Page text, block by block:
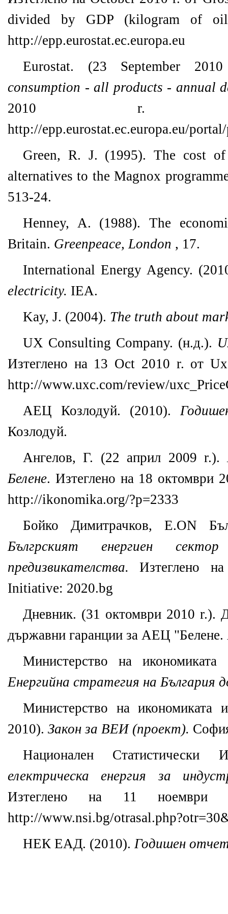
divided by GDP (kilogram of
http://epp.eurostat.ec.europa.eu
Eurostat. (23 September
consumption - all products - annual
2010 r. от
http://epp.eurostat.ec.europa.eu/
Green, R. J. (1995). The cost
alternatives to the Magnox
513-24.
Henney, A. (1988). The
Britain. Greenpeace, London , 17.
International Energy Agency.
electricity. IEA.
Kay, J. (2004). The truth about
UX Consulting Company. (н.д.).
Изтеглено на 13 Oct 2010 r. от
http://www.uxc.com/review/
АЕЦ Козлодуй. (2010).
Козлодуй.
Ангелов, Г. (22 април 2009 r.).
Белене. Изтеглено на 18 октомври
http://ikonomika.org/?p=2333
Бойко Димитрачков, E.ON
Бългрският енергиен
предизвикателства.Изтеглено
Initiative: 2020.bg
Дневник. (31 октомври 2010 r.).
държавни гаранции за АЕЦ "Белене.
Министерство на
Енергийна стратегия на България
Министерство на икономиката
2010). Закон за ВЕИ (проект).
Национален
електрическа енергия за
Изтеглено на 11 ноември
http://www.nsi.bg/
НЕК ЕАД. (2010).Годишен